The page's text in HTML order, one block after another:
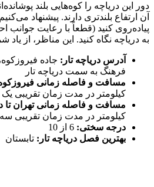
دور این دریاچه را کوه‌هایی بلند
آن ارتفاع بلندتری دارند. پیشنهاد
پیاده‌روی کنید (قطعاً با رعایت جوانب
به دریاچه نگاه کنید. این مناظر، از یاد
آدرس دریاچه تار: جاده
فرهنگ به سمت دریاچه تار
مسافت و فاصله زمانی فیروزکوه
کیلومتر در مدت زمان تقریبی یک ساعت
مسافت و فاصله زمانی تهران تا
کیلومتر در مدت زمان تقریبی
درجه سختی:
بهترین فصل دریاچه تار: تابستان